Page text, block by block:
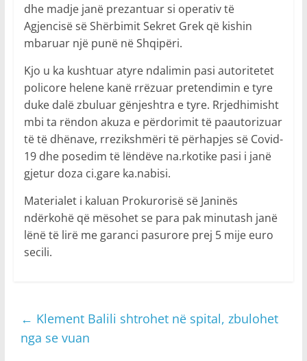
dhe madje janë prezantuar si operativ të
Agjencisë së Shërbimit Sekret Grek që kishin
mbaruar një punë në Shqipëri.
Kjo u ka kushtuar atyre ndalimin pasi autoritetet
policore helene kanë rrëzuar pretendimin e tyre
duke dalë zbuluar gënjeshtra e tyre. Rrjedhimisht
mbi ta rëndon akuza e përdorimit të paautorizuar
të të dhënave, rrezikshmëri të përhapjes së Covid-
19 dhe posedim të lëndëve na.rkotike pasi i janë
gjetur doza ci.gare ka.nabisi.
Materialet i kaluan Prokurorisë së Janinës
ndërkohë që mësohet se para pak minutash janë
lënë të lirë me garanci pasurore prej 5 mije euro
secili.
← Klement Balili shtrohet në spital, zbulohet
nga se vuan